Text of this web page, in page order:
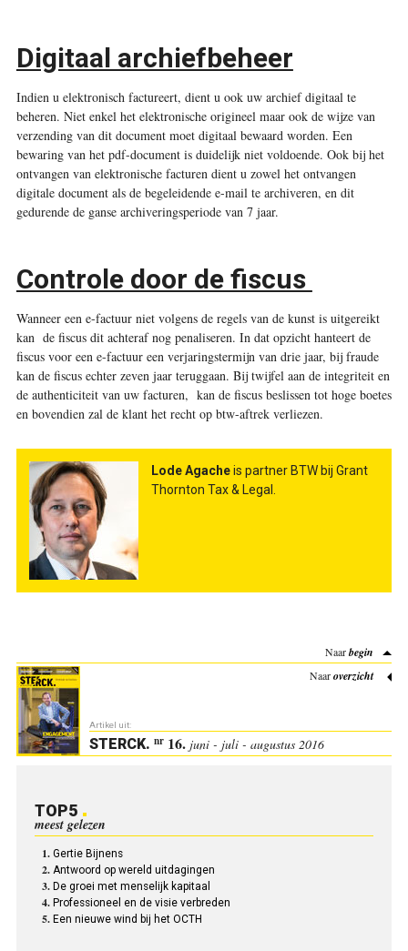
Digitaal archiefbeheer
Indien u elektronisch factureert, dient u ook uw archief digitaal te
beheren. Niet enkel het elektronische origineel maar ook de wijze van
verzending van dit document moet digitaal bewaard worden. Een
bewaring van het pdf-document is duidelijk niet voldoende. Ook bij het
ontvangen van elektronische facturen dient u zowel het ontvangen
digitale document als de begeleidende e-mail te archiveren, en dit
gedurende de ganse archiveringsperiode van 7 jaar.
Controle door de fiscus
Wanneer een e-factuur niet volgens de regels van de kunst is uitgereikt
kan de fiscus dit achteraf nog penaliseren. In dat opzicht hanteert de
fiscus voor een e-factuur een verjaringstermijn van drie jaar, bij fraude
kan de fiscus echter zeven jaar teruggaan. Bij twijfel aan de integriteit en
de authenticiteit van uw facturen, kan de fiscus beslissen tot hoge boetes
en bovendien zal de klant het recht op btw-aftrek verliezen.
Lode Agacheis partner BTW bij Grant
Thornton Tax & Legal.
Naarbegin
Naaroverzicht
Artikel uit:
STERCK. nr16. juni - juli - augustus 2016
TOP5
meest gelezen
Gertie Bijnens
Antwoord op wereld uitdagingen
De groei met menselijk kapitaal
Professioneel en de visie verbreden
Een nieuwe wind bij het OCTH